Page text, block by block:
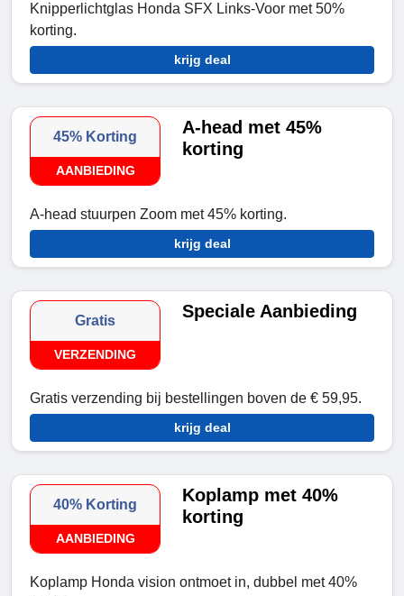
Knipperlichtglas Honda SFX Links-Voor met 50%
korting.
krijg deal
45% Korting
AANBIEDING
A-head met 45%
korting
A-head stuurpen Zoom met 45% korting.
krijg deal
Gratis
VERZENDING
Speciale Aanbieding
Gratis verzending bij bestellingen boven de € 59,95.
krijg deal
40% Korting
AANBIEDING
Koplamp met 40%
korting
Koplamp Honda vision ontmoet in, dubbel met 40%